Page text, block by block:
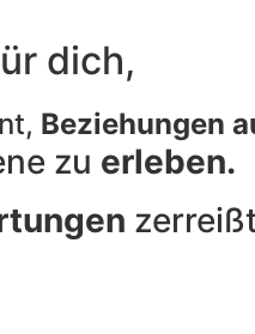
dich,
Beziehungen
zu erleben.